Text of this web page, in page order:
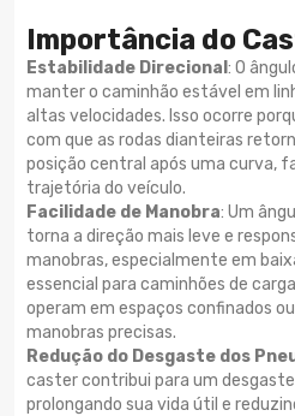
Importância do
Estabilidade Direcional : O
manter o caminhão estável em
altas velocidades. Isso ocorre
com que as rodas dianteiras
posição central após uma curva,
trajetória do veículo.
Facilidade de Manobra: Um
torna a direção mais leve e
manobras, especialmente em
essencial para caminhões de
operam em espaços confinados
manobras precisas.
Redução do Desgaste dos
caster contribui para um
prolongando sua vida útil e